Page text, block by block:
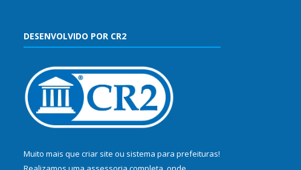
DESENVOLVIDO POR CR2
Muito mais que criar site ou sistema para prefeituras!